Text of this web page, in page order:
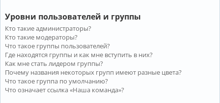
Уровни пользователей и группы
Кто такие администраторы?
Кто такие модераторы?
Что такое группы пользователей?
Где находятся группы и как мне вступить в них?
Как мне стать лидером группы?
Почему названия некоторых групп имеют разные цвета?
Что такое группа по умолчанию?
Что означает ссылка «Наша команда»?